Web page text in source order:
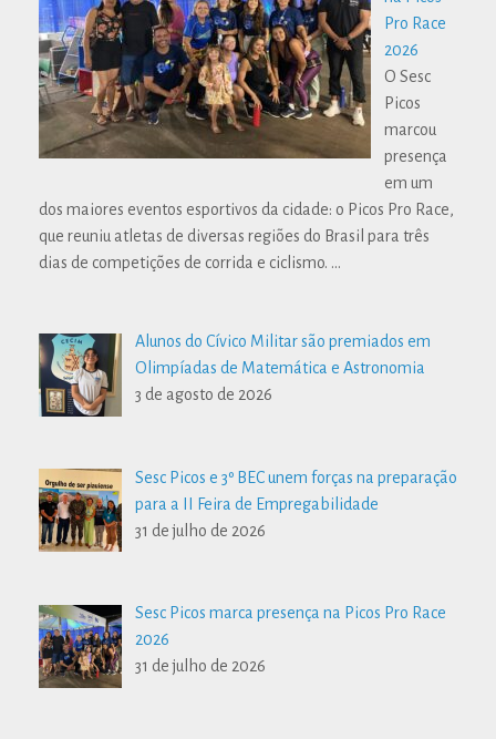
Pro Race
2026
O Sesc
Picos
marcou
presença
em um
dos maiores eventos esportivos da cidade: o Picos Pro Race,
que reuniu atletas de diversas regiões do Brasil para três
dias de competições de corrida e ciclismo. …
Alunos do Cívico Militar são premiados em
Olimpíadas de Matemática e Astronomia
3 de agosto de 2026
Sesc Picos e 3º BEC unem forças na preparação
para a II Feira de Empregabilidade
31 de julho de 2026
Sesc Picos marca presença na Picos Pro Race
2026
31 de julho de 2026